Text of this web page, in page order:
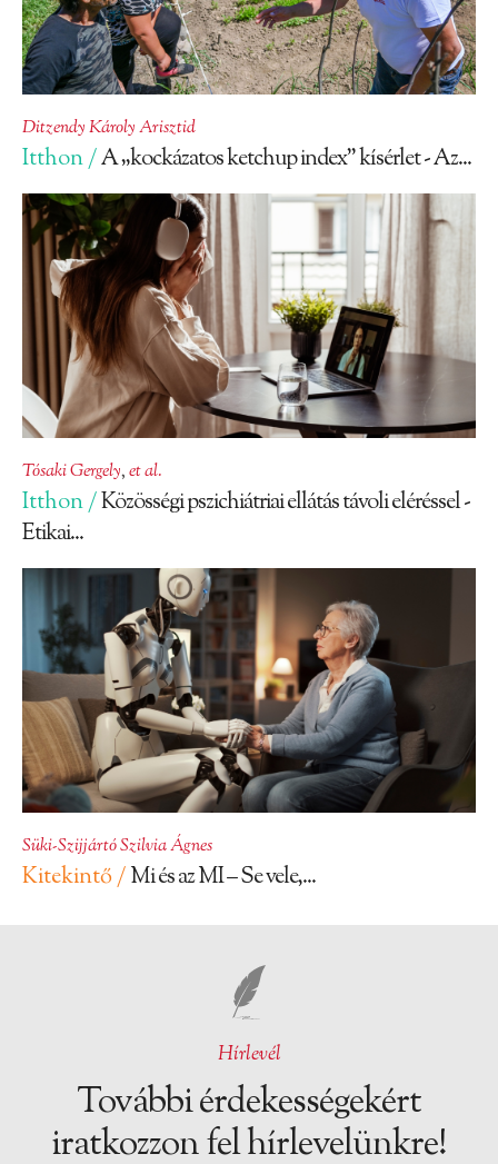
Ditzendy Károly Arisztid
Itthon /A „kockázatos ketchup index” kísérlet - Az...
Tósaki Gergely,et al.
Itthon /Közösségi pszichiátriai ellátás távoli eléréssel -
Etikai...
Süki-Szijjártó Szilvia Ágnes
Kitekintő /Mi és az MI – Se vele,...
Hírlevél
További érdekességekért
iratkozzon fel hírlevelünkre!